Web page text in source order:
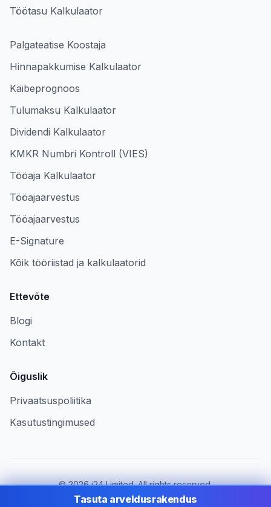
Töötasu Kalkulaator
Palgateatise Koostaja
Hinnapakkumise Kalkulaator
Käibeprognoos
Tulumaksu Kalkulaator
Dividendi Kalkulaator
KMKR Numbri Kontroll (VIES)
Tööaja Kalkulaator
Tööajaarvestus
Tööajaarvestus
E-Signature
Kõik tööriistad ja kalkulaatorid
Ettevõte
Blogi
Kontakt
Õiguslik
Privaatsuspoliitika
Kasutustingimused
©2026i24 Limited. All rights reserved.
Ettevõtetele riigis Estonia
Tasuta arveldusrakendus